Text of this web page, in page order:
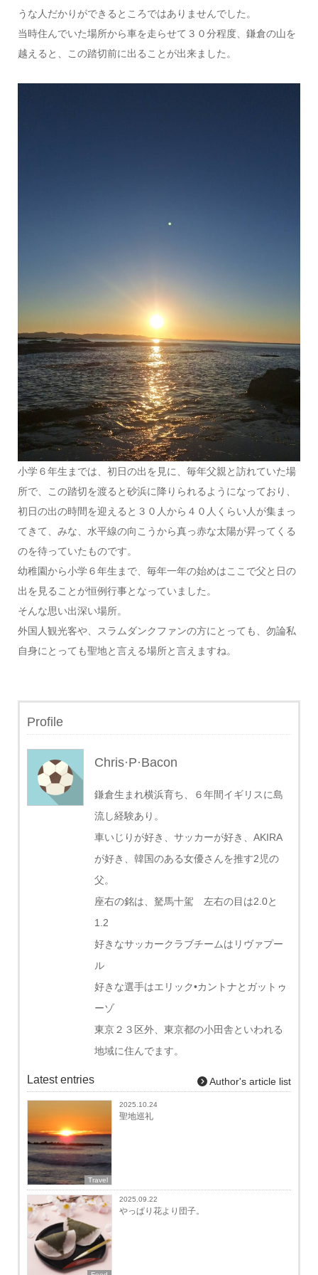
うな人だかりができるところではありませんでした。
当時住んでいた場所から車を走らせて３０分程度、鎌倉の山を
越えると、この踏切前に出ることが出来ました。
小学６年生までは、初日の出を見に、毎年父親と訪れていた場
所で、この踏切を渡ると砂浜に降りられるようになっており、
初日の出の時間を迎えると３０人から４０人くらい人が集まっ
てきて、みな、水平線の向こうから真っ赤な太陽が昇ってくる
のを待っていたものです。
幼稚園から小学６年生まで、毎年一年の始めはここで父と日の
出を見ることが恒例行事となっていました。
そんな思い出深い場所。
外国人観光客や、スラムダンクファンの方にとっても、勿論私
自身にとっても聖地と言える場所と言えますね。
Profile
Chris·P·Bacon
鎌倉生まれ横浜育ち、６年間イギリスに島
流し経験あり。
車いじりが好き、サッカーが好き、AKIRA
が好き、韓国のある女優さんを推す2児の
父。
座右の銘は、駑馬十駕 左右の目は2.0と
1.2
好きなサッカークラブチームはリヴァプー
ル
好きな選手はエリック•カントナとガットゥ
ーゾ
東京２３区外、東京都の小田舎といわれる
地域に住んでます。
Latest entries Author's article list
Travel
2025.10.24
聖地巡礼
2025.09.22
やっぱり花より団子。